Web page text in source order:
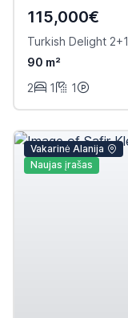
115,000€
Turkish Delight 2+1
90 m²
2
1 1
Vakarinė Alanija
Naujas įrašas